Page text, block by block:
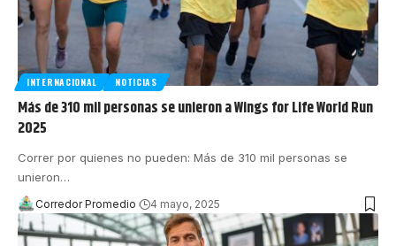
INTERNACIONAL NOTICIAS
Más de 310 mil personas se unieron a Wings for Life World Run
2025
Correr por quienes no pueden: Más de 310 mil personas se
unieron…
Corredor Promedio 4 mayo, 2025